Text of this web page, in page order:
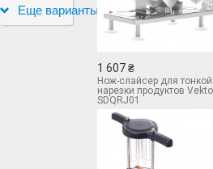
Еще варианты
1 607 ₴
Нож-слайсер для тонкой
нарезки продуктов
SDQRJ01